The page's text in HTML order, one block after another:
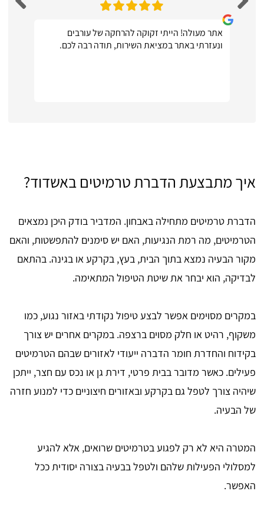
אתר מעולה! הייתי זקוקה להרחקה של עורבים
ונעזרתי באתר במציאת השירות, תודה רבה לכם.
איך מתבצעת הדברת טרמיטים באשדוד?
הדברת טרמיטים מתחילה באבחון. המדביר בודק היכן נמצאים
הטרמיטים, מה רמת הנגיעות, האם יש סימנים להתפשטות, והאם
מקור הבעיה נמצא בתוך הבית, בעץ, בקרקע או בגינה. בהתאם
לבדיקה, הוא יבחר את שיטת הטיפול המתאימה.
במקרים מסוימים אפשר לבצע טיפול נקודתי באזור נגוע, כמו
משקוף, רהיט או חלק מסוים ברצפה. במקרים אחרים יש צורך
בקידוח והחדרת חומר הדברה ייעודי לאזורים שבהם הטרמיטים
פעילים. כאשר מדובר בבית פרטי, דירת גן או נכס עם חצר, ייתכן
שיהיה צורך לטפל גם בקרקע ובאזורים חיצוניים כדי למנוע חזרה
של הבעיה.
המטרה היא לא רק לפגוע בטרמיטים שרואים, אלא להגיע
למסלולי הפעילות שלהם ולטפל בבעיה בצורה יסודית ככל
האפשר.